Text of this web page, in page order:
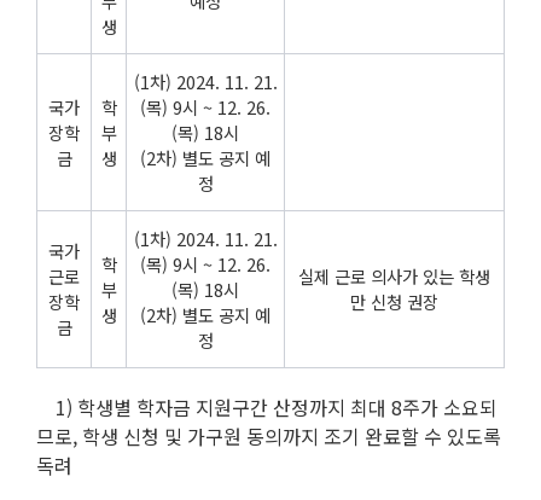
생
국가
장학
금
학
부
생
(1차) 2024. 11. 21.
(목) 9시 ~ 12. 26.
(목) 18시
(2차) 별도 공지 예
정
국가
근로
장학
금
학
부
생
(1차) 2024. 11. 21.
(목) 9시 ~ 12. 26.
(목) 18시
(2차) 별도 공지 예
정
실제 근로 의사가 있는 학생
만 신청 권장
1) 학생별 학자금 지원구간 산정까지 최대 8주가 소요되
므로, 학생 신청 및 가구원 동의까지 조기 완료할 수 있도록
독려